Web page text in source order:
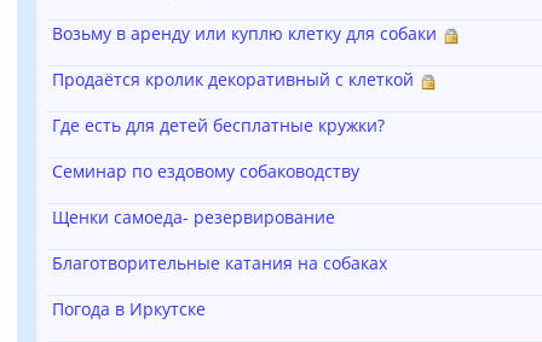
Возьму в аренду или куплю клетку для собаки
Продаётся кролик декоративный с клеткой
Где есть для детей бесплатные кружки?
Семинар по ездовому собаководству
Щенки самоеда- резервирование
Благотворительные катания на собаках
Погода в Иркутске